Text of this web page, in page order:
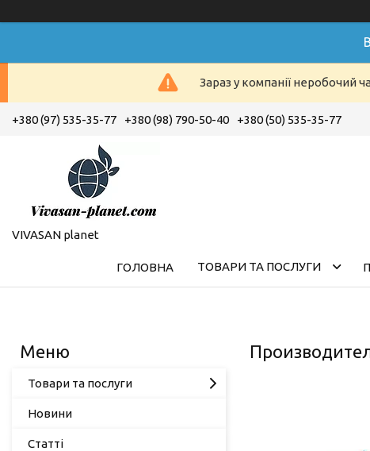
Зараз у компанії неробочий
+380 (97) 535-35-77 +380 (98) 790-50-40 +380 (50) 535-35-77
VIVASAN planet
ГОЛОВНА ТОВАРИ ТА ПОСЛУГИ
Товари та послуги
Новини
Статті